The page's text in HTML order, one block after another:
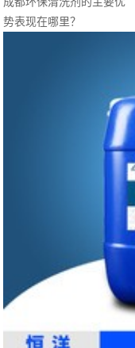
势表现在哪里？